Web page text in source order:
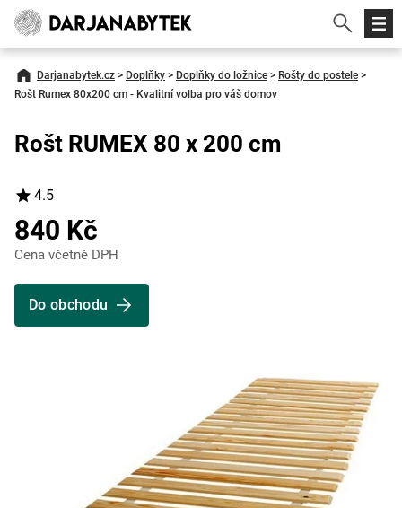
Darjanabytek.cz > Doplňky > Doplňky do ložnice > Rošty do postele >
Rošt Rumex 80x200 cm - Kvalitní volba pro váš domov
Rošt RUMEX 80 x 200 cm
4.5
840 Kč
Cena včetně DPH
Do obchodu